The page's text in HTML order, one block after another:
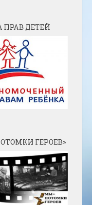
ПРАВ ДЕТЕЙ
ГЕРОЕВ»